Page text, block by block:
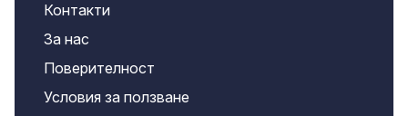
Контакти
За нас
Поверителност
Условия за ползване